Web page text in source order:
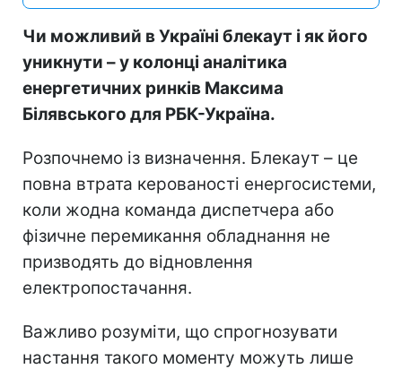
Чи можливий в Україні блекаут і як його
уникнути – у колонці аналітика
енергетичних ринків Максима
Білявського для РБК-Україна.
Розпочнемо із визначення. Блекаут – це
повна втрата керованості енергосистеми,
коли жодна команда диспетчера або
фізичне перемикання обладнання не
призводять до відновлення
електропостачання.
Важливо розуміти, що спрогнозувати
настання такого моменту можуть лише